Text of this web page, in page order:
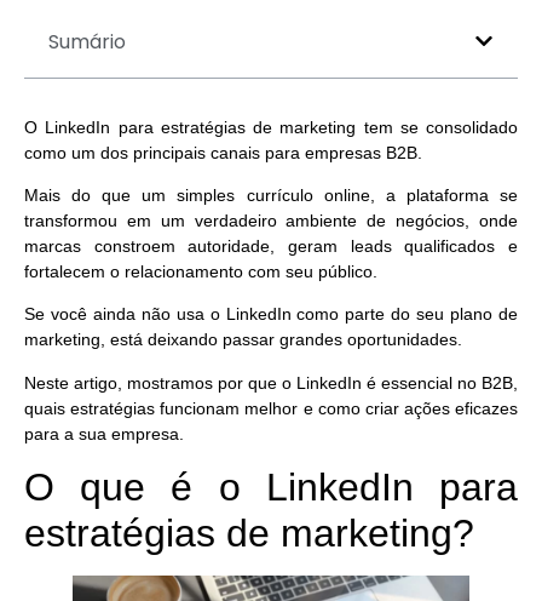
Sumário
O LinkedIn para estratégias de marketing tem se consolidado
como um dos principais canais para empresas B2B.
Mais do que um simples currículo online, a plataforma se
transformou em um verdadeiro ambiente de negócios, onde
marcas constroem autoridade, geram leads qualificados e
fortalecem o relacionamento com seu público.
Se você ainda não usa o LinkedIn como parte do seu plano de
marketing, está deixando passar grandes oportunidades.
Neste artigo, mostramos por que o LinkedIn é essencial no B2B,
quais estratégias funcionam melhor e como criar ações eficazes
para a sua empresa.
O que é o LinkedIn para
estratégias de marketing?